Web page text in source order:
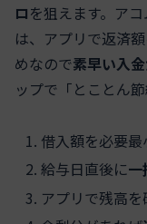
ロを狙えます。ア
は、アプリで返済
めなので素早い入
ップで「とことん
借入額を必要最
給与日直後に一
アプリで残高を